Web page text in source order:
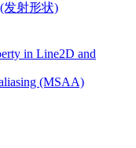
发射形状)
in Line2D and
(MSAA)